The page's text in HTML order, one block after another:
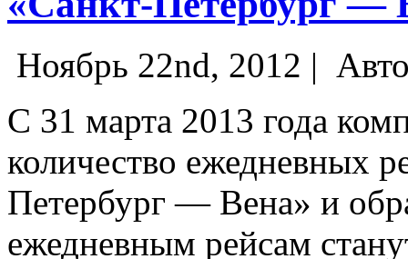
Ноябрь 22nd, 2012 |
С 31 марта 2013 года
количество ежедневных
Петербург — Вена» и
ежедневным рейсам